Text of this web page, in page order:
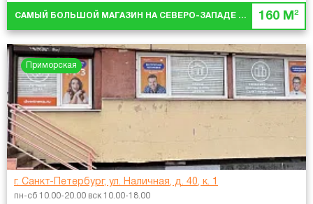
САМЫЙ БОЛЬШОЙ МАГАЗИН НА СЕВЕРО-ЗАПАДЕ ГОРОДА 160 М 2
Приморская
г. Санкт-Петербург, ул. Наличная, д. 40, к. 1
пн-сб 10.00-20.00 вск 10.00-18.00